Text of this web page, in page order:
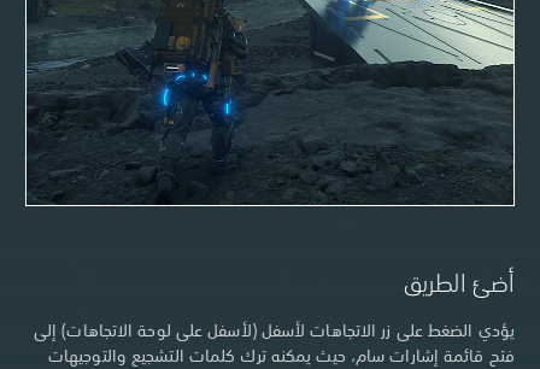
أضئ الطريق
يؤدي الضغط على زر الاتجاهات لأسفل (لأسفل على لوحة الاتجاهات) إلى
فتح قائمة إشارات سام، حيث يمكنه ترك كلمات التشجيع والتوجيهات